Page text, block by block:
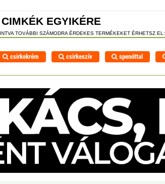
EGYIKÉRE
TOVÁBBI SZÁMODRA ÉRDEKES TERMÉKEKET ÉRHETSZ EL:
csirkekrém csirkeszív spenóttal